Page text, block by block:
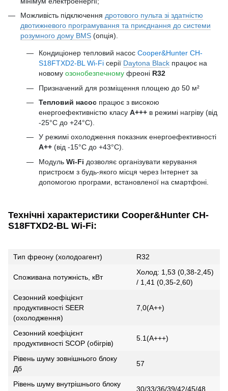
Можливість підключення дротового пульта зі здатністю
двотижневого програмування та приєднання до системи
розумного дому BMS (опція).
Кондиціонер тепловий насос Cooper&Hunter CH-
S18FTXD2-BL Wi-Fi серії Daytona Black працює на
новому озонобезпечному фреоні R32
Призначений для розміщення площею до 50 м²
Тепловий насос працює з високою
енергоефективністю класу А+++ в режимі нагріву (від
-25°С до +24°С).
У режимі охолодження показник енергоефективності
A++ (від -15°С до +43°С).
Модуль Wi-Fi дозволяє організувати керування
пристроєм з будь-якого місця через Інтернет за
допомогою програми, встановленої на смартфоні.
Технічні характеристики Cooper&Hunter CH-
S18FTXD2-BL Wi-Fi:
Тип фреону (холодоагент) R32
Споживана потужність, кВт
Холод: 1,53 (0,38-2,45)
/ 1,41 (0,35-2,60)
Сезонний коефіцієнт
продуктивності SEER
(охолодження)
7,0(А++)
Сезонний коефіцієнт
продуктивності SCOP (обігрів)
5.1(А+++)
Рівень шуму зовнішнього блоку
Дб
57
Рівень шуму внутрішнього блоку
30/33/36/39/42/45/48